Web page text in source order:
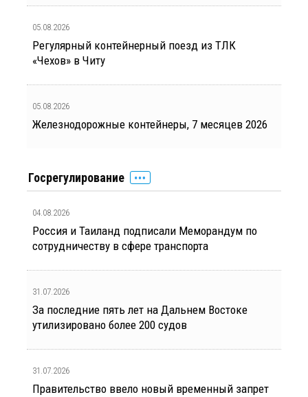
05.08.2026
Регулярный контейнерный поезд из ТЛК
«Чехов» в Читу
05.08.2026
Железнодорожные контейнеры, 7 месяцев 2026
Госрегулирование
04.08.2026
Россия и Таиланд подписали Меморандум по
сотрудничеству в сфере транспорта
31.07.2026
За последние пять лет на Дальнем Востоке
утилизировано более 200 судов
31.07.2026
Правительство ввело новый временный запрет